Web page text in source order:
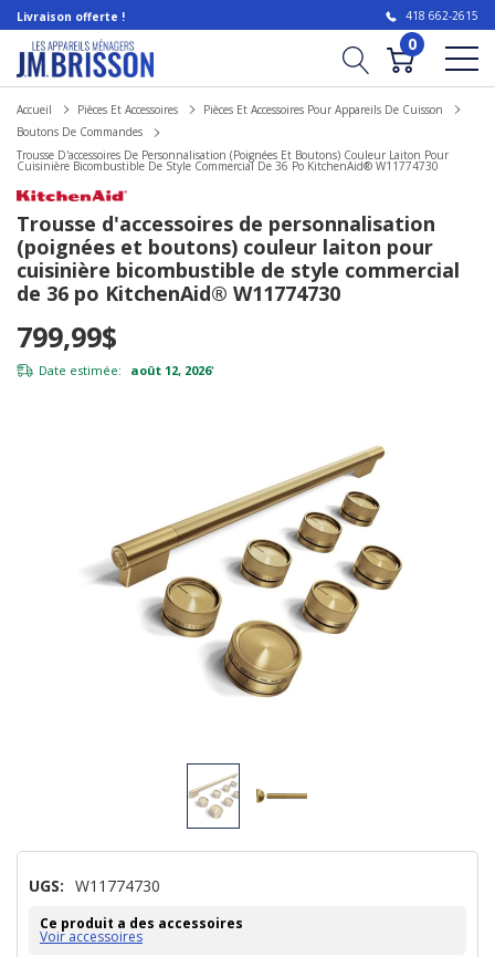
Livraison offerte ! 418 662-2615
0
Accueil Pièces Et Accessoires
Pièces Et Accessoires Pour Appareils De Cuisson
Boutons De Commandes
Trousse D'accessoires De Personnalisation (poignées Et Boutons) Couleur Laiton Pour
Cuisinière Bicombustible De Style Commercial De 36 Po KitchenAid® W11774730
Trousse d'accessoires de personnalisation
(poignées et boutons) couleur laiton pour
cuisinière bicombustible de style commercial
de 36 po KitchenAid® W11774730
799,99$
Date estimée: août 12, 2026*
UGS: W11774730
Ce produit a des accessoires
Voir accessoires